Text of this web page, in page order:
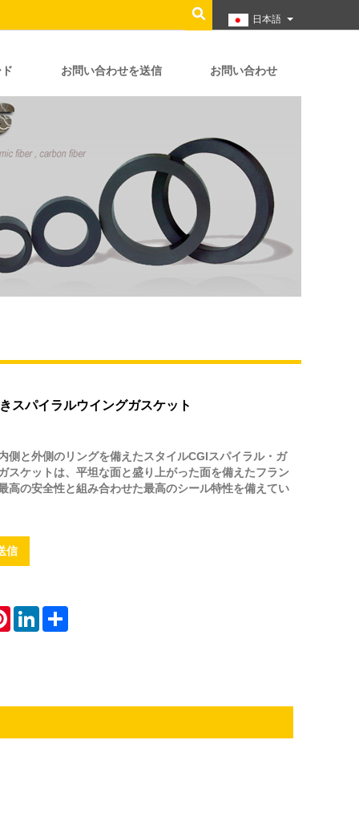
日本語
お問い合わせを送信 お問い合わせ
スパイラルウイングガスケット
側と外側のリングを備えたスタイルCGIスパイラル・ガ
スケットは、平坦な面と盛り上がった面を備えたフラン
高の安全性と組み合わせた最高のシール特性を備えてい
信
PinterestLinkedInShare